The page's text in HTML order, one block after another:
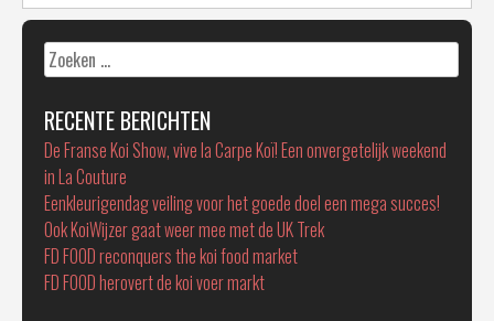
Zoeken
naar:
RECENTE BERICHTEN
De Franse Koi Show, vive la Carpe Koï! Een onvergetelijk weekend
in La Couture
Eenkleurigendag veiling voor het goede doel een mega succes!
Ook KoiWijzer gaat weer mee met de UK Trek
FD FOOD reconquers the koi food market
FD FOOD herovert de koi voer markt